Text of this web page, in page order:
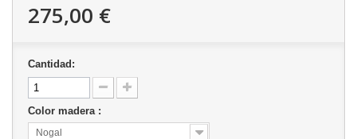
275,00 €
Cantidad:
Color madera :
Nogal